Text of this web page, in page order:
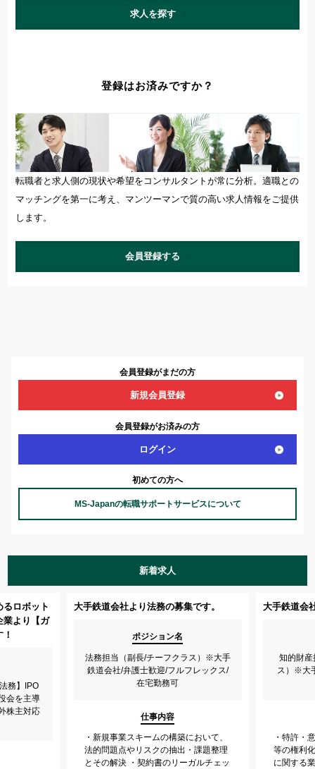
求人を探す
登録はお済みですか？
転職者と求人側の現状や希望をコンサルタントが常に分析。適職との
マッチングを第一に考え、マンツーマンで質の高い求人情報をご提供
します。
会員登録する
会員登録がまだの方
新規会員登録
会員登録がお済みの方
ログイン
初めての方へ
MS-Japanの転職サポートサービスについて
新着求人
ロボット
業より【ガ
務】IPO
会を主導
株主対応
大手鉄道会社より法務の募集です。
ポジション名
法務担当（副長/チーフクラス）※大手
鉄道会社/弁護士歓迎/フルフレックス/
在宅勤務可
仕事内容
・新規事業スキームの構築において、
法的問題点やリスクの抽出・課題整理
とその解決 ・契約書のリーガルチェッ
大手鉄道会
知的財産
ス）※大
・特許・
等の権利
に関する